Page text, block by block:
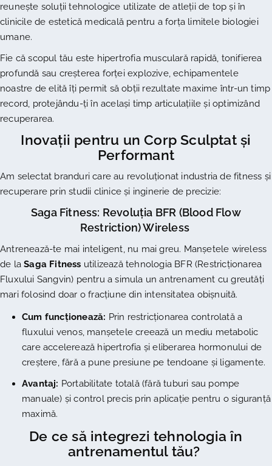
reunește soluții tehnologice utilizate de atleții de top și în
clinicile de estetică medicală pentru a forța limitele biologiei
umane.
Fie că scopul tău este hipertrofia musculară rapidă, tonifierea
profundă sau creșterea forței explozive, echipamentele
noastre de elită îți permit să obții rezultate maxime într-un timp
record, protejându-ți în același timp articulațiile și optimizând
recuperarea.
Inovații pentru un Corp Sculptat și
Performant
Am selectat branduri care au revoluționat industria de fitness și
recuperare prin studii clinice și inginerie de precizie:
Saga Fitness: Revoluția BFR (Blood Flow
Restriction) Wireless
Antrenează-te mai inteligent, nu mai greu. Manșetele wireless
de laSaga Fitness utilizează tehnologia BFR (Restricționarea
Fluxului Sangvin) pentru a simula un antrenament cu greutăți
mari folosind doar o fracțiune din intensitatea obișnuită.
Cum funcționează: Prin restricționarea controlată a
fluxului venos, manșetele creează un mediu metabolic
care accelerează hipertrofia și eliberarea hormonului de
creștere, fără a pune presiune pe tendoane și ligamente.
Avantaj: Portabilitate totală (fără tuburi sau pompe
manuale) și control precis prin aplicație pentru o siguranță
maximă.
De ce să integrezi tehnologia în
antrenamentul tău?